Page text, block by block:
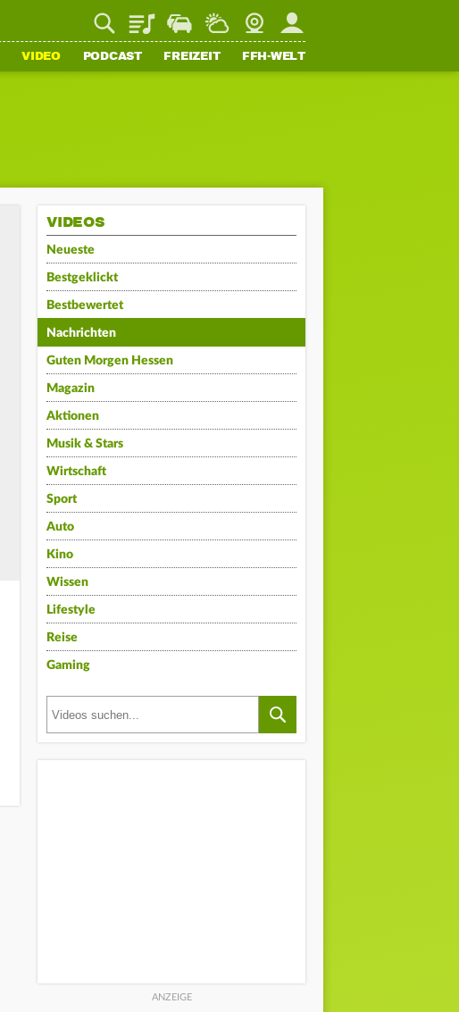
PlaylistStaupilotWetterWebcamMein FFH
VIDEO PODCAST FREIZEIT FFH-WELT
VIDEOS
Neueste
Bestgeklickt
Bestbewertet
Nachrichten
Guten Morgen Hessen
Magazin
Aktionen
Musik & Stars
Wirtschaft
Sport
Auto
Kino
Wissen
Lifestyle
Reise
Gaming